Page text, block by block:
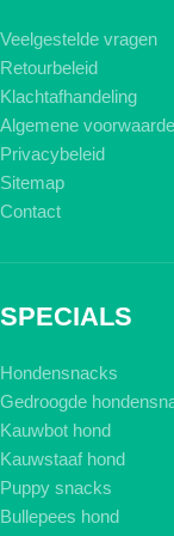
Veelgestelde vragen
Retourbeleid
Klachtafhandeling
Algemene
Privacybeleid
Sitemap
Contact
SPECIALS
Hondensnacks
Gedroogde
Kauwbot hond
Kauwstaaf hond
Puppy snacks
Bullepees hond